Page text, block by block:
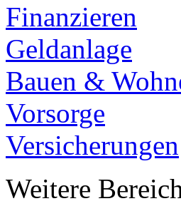
Finanzieren
Geldanlage
Bauen &
Vorsorge
Versicherungen
Weitere